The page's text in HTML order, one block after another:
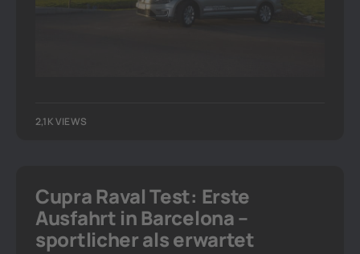
2,1K VIEWS
Cupra Raval Test: Erste
Ausfahrt in Barcelona –
sportlicher als erwartet